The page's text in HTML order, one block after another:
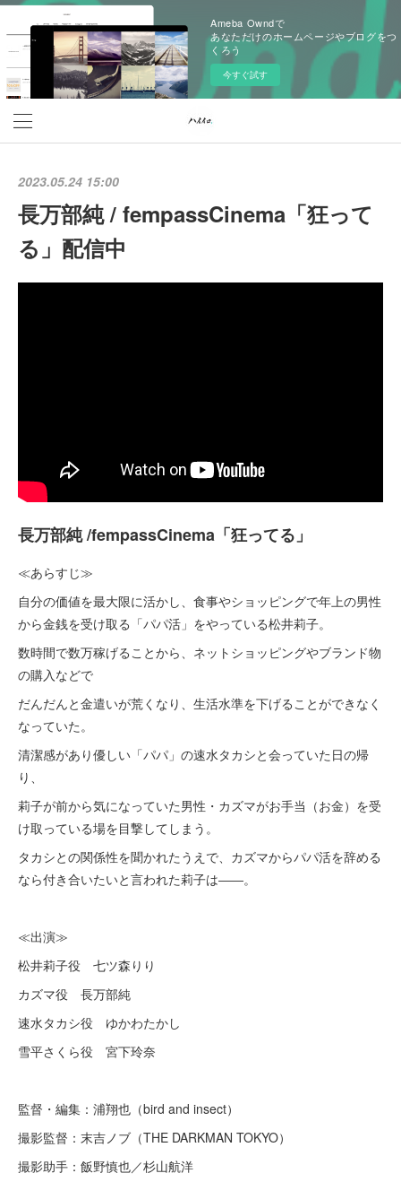
Ameba Owndで
あなただけのホームページやブログをつ
くろう
今すぐ試す
2023.05.24 15:00
長万部純 / fempassCinema「狂って
る」配信中
長万部純 /fempassCinema「狂ってる」
≪あらすじ≫
自分の価値を最大限に活かし、食事やショッピングで年上の男性
から金銭を受け取る「パパ活」をやっている松井莉子。
数時間で数万稼げることから、ネットショッピングやブランド物
の購入などで
だんだんと金遣いが荒くなり、生活水準を下げることができなく
なっていた。
清潔感があり優しい「パパ」の速水タカシと会っていた日の帰
り、
莉子が前から気になっていた男性・カズマがお手当（お金）を受
け取っている場を目撃してしまう。
タカシとの関係性を聞かれたうえで、カズマからパパ活を辞める
なら付き合いたいと言われた莉子は――。
≪出演≫
松井莉子役 七ツ森りり
カズマ役 長万部純
速水タカシ役 ゆかわたかし
雪平さくら役 宮下玲奈
監督・編集：浦翔也（bird and insect）
撮影監督：末吉ノブ（THE DARKMAN TOKYO）
撮影助手：飯野慎也／杉山航洋